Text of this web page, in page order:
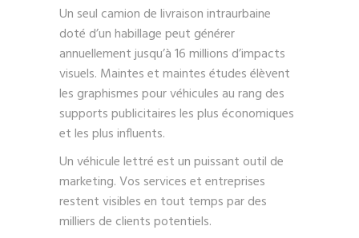
Un seul camion de livraison intraurbaine
doté d’un habillage peut générer
annuellement jusqu’à 16 millions d’impacts
visuels. Maintes et maintes études élèvent
les graphismes pour véhicules au rang des
supports publicitaires les plus économiques
et les plus influents.
Un véhicule lettré est un puissant outil de
marketing. Vos services et entreprises
restent visibles en tout temps par des
milliers de clients potentiels.